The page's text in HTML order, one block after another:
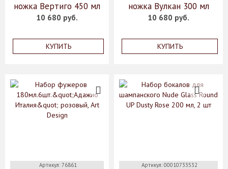
ножка Вертиго 450 мл
10 680 руб.
КУПИТЬ
ножка Вулкан 300 мл
10 680 руб.
КУПИТЬ
Артикул: 76861 Артикул: 00010733532